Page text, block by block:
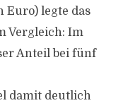
Euro) legte das
Vergleich: Im
Anteil bei fünf
damit deutlich